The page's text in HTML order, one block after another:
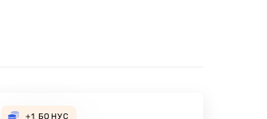
+1 БОНУС